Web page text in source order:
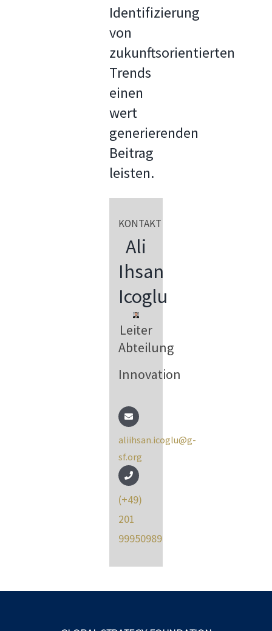
Identifizierung
von
zukunftsorientierten
Trends
einen
wert
generierenden
Beitrag
leisten.
KONTAKT
Ali
Ihsan
Icoglu
Leiter
Abteilung
Innovation
aliihsan.icoglu@g-
sf.org
(+49)
201
99950989